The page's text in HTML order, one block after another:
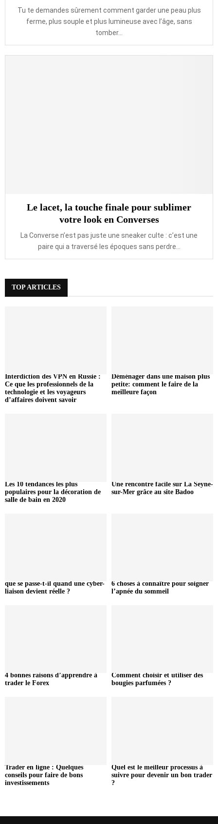
Tu te demandes sûrement comment garder une peau plus
ferme, plus souple et plus lumineuse avec l’âge, sans
tomber...
Le lacet, la touche finale pour sublimer
votre look en Converses
La Converse n’est pas juste une sneaker culte : c’est une
paire qui a traversé les époques sans perdre...
TOP ARTICLES
Interdiction des VPN en Russie :
Ce que les professionnels de la
technologie et les voyageurs
d’affaires doivent savoir
Déménager dans une maison plus
petite: comment le faire de la
meilleure façon
Les 10 tendances les plus
populaires pour la décoration de
salle de bain en 2020
Une rencontre facile sur La Seyne-
sur-Mer grâce au site Badoo
que se passe-t-il quand une cyber-
liaison devient réelle ?
6 choses à connaître pour soigner
l’apnée du sommeil
4 bonnes raisons d’apprendre à
trader le Forex
Comment choisir et utiliser des
bougies parfumées ?
Trader en ligne : Quelques
conseils pour faire de bons
investissements
Quel est le meilleur processus à
suivre pour devenir un bon trader
?